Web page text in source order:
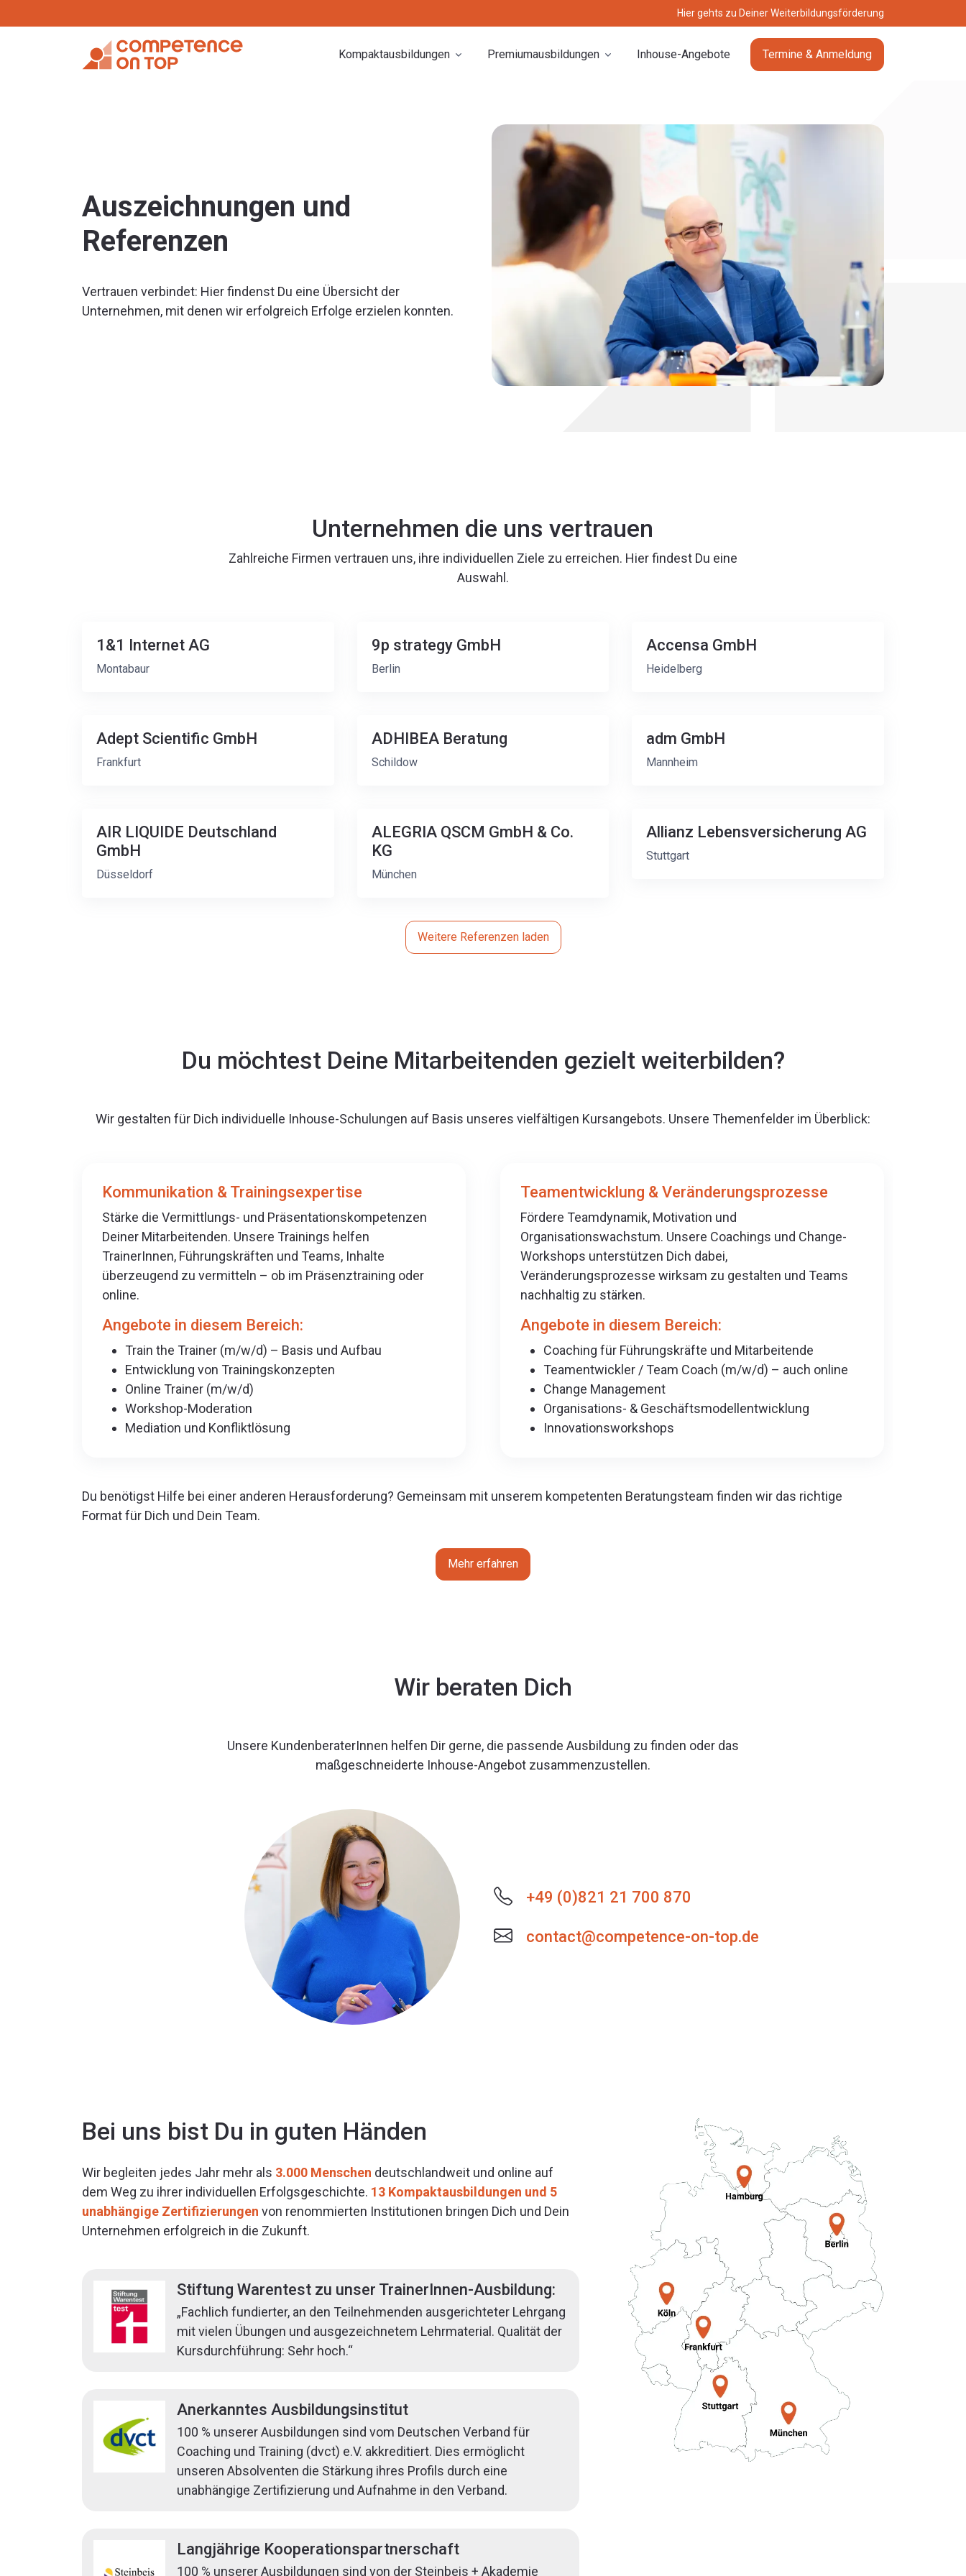
Hier gehts zu Deiner Weiterbildungsförderung
Kompaktausbildungen Premiumausbildungen Inhouse-Angebote Termine & Anmeldung
Auszeichnungen und
Referenzen
Vertrauen verbindet: Hier findenst Du eine Übersicht der
Unternehmen, mit denen wir erfolgreich Erfolge erzielen konnten.
Unternehmen die uns vertrauen
Zahlreiche Firmen vertrauen uns, ihre individuellen Ziele zu erreichen. Hier findest Du eine
Auswahl.
1&1 Internet AG
Montabaur
9p strategy GmbH
Berlin
Accensa GmbH
Heidelberg
Adept Scientific GmbH
Frankfurt
ADHIBEA Beratung
Schildow
adm GmbH
Mannheim
AIR LIQUIDE Deutschland
GmbH
Düsseldorf
ALEGRIA QSCM GmbH & Co.
KG
München
Allianz Lebensversicherung AG
Stuttgart
Weitere Referenzen laden
Du möchtest Deine Mitarbeitenden gezielt weiterbilden?
Wir gestalten für Dich individuelle Inhouse-Schulungen auf Basis unseres vielfältigen Kursangebots. Unsere Themenfelder im Überblick:
Kommunikation & Trainingsexpertise
Stärke die Vermittlungs- und Präsentationskompetenzen
Deiner Mitarbeitenden. Unsere Trainings helfen
TrainerInnen, Führungskräften und Teams, Inhalte
überzeugend zu vermitteln – ob im Präsenztraining oder
online.
Angebote in diesem Bereich:
Train the Trainer (m/w/d) – Basis und Aufbau
Entwicklung von Trainingskonzepten
Online Trainer (m/w/d)
Workshop-Moderation
Mediation und Konfliktlösung
Teamentwicklung & Veränderungsprozesse
Fördere Teamdynamik, Motivation und
Organisationswachstum. Unsere Coachings und Change-
Workshops unterstützen Dich dabei,
Veränderungsprozesse wirksam zu gestalten und Teams
nachhaltig zu stärken.
Angebote in diesem Bereich:
Coaching für Führungskräfte und Mitarbeitende
Teamentwickler / Team Coach (m/w/d) – auch online
Change Management
Organisations- & Geschäftsmodellentwicklung
Innovationsworkshops
Du benötigst Hilfe bei einer anderen Herausforderung? Gemeinsam mit unserem kompetenten Beratungsteam finden wir das richtige
Format für Dich und Dein Team.
Mehr erfahren
Wir beraten Dich
Unsere KundenberaterInnen helfen Dir gerne, die passende Ausbildung zu finden oder das
maßgeschneiderte Inhouse-Angebot zusammenzustellen.
+49 (0)821 21 700 870
contact@competence-on-top.de
Bei uns bist Du in guten Händen
Wir begleiten jedes Jahr mehr als 3.000 Menschen deutschlandweit und online auf
dem Weg zu ihrer individuellen Erfolgsgeschichte. 13 Kompaktausbildungen und 5
unabhängige Zertifizierungen von renommierten Institutionen bringen Dich und Dein
Unternehmen erfolgreich in die Zukunft.
Stiftung Warentest zu unser TrainerInnen-Ausbildung:
„Fachlich fundierter, an den Teilnehmenden ausgerichteter Lehrgang
mit vielen Übungen und ausgezeichnetem Lehrmaterial. Qualität der
Kursdurchführung: Sehr hoch.“
Anerkanntes Ausbildungsinstitut
100 % unserer Ausbildungen sind vom Deutschen Verband für
Coaching und Training (dvct) e.V. akkreditiert. Dies ermöglicht
unseren Absolventen die Stärkung ihres Profils durch eine
unabhängige Zertifizierung und Aufnahme in den Verband.
Langjährige Kooperationspartnerschaft
100 % unserer Ausbildungen sind von der Steinbeis + Akademie